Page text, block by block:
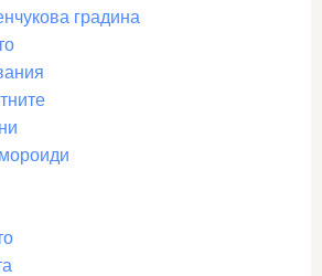
градина